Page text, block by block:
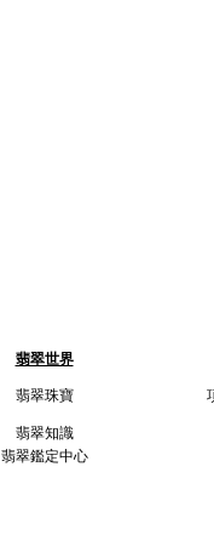
翡翠世界
翡翠珠寶
翡翠知識
翡翠鑑定中心